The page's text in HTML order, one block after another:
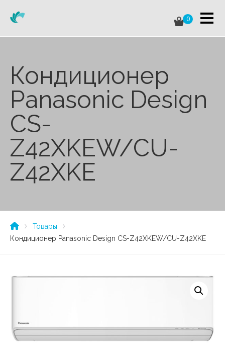
0
Кондиционер
Panasonic Design
CS-
Z42XKEW/CU-
Z42XKE
Товары
Кондиционер Panasonic Design CS-Z42XKEW/CU-Z42XKE